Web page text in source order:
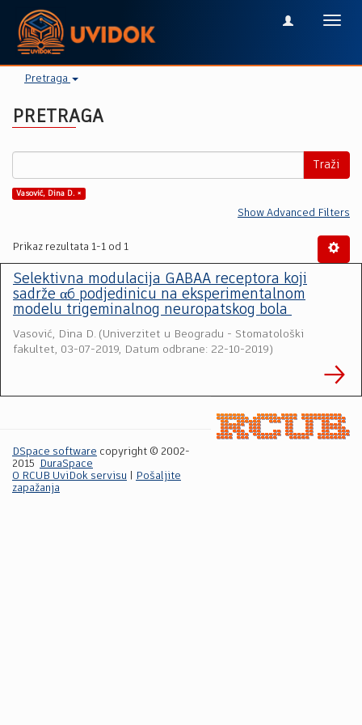
Pretraga
PRETRAGA
Traži
Vasović, Dina D. ×
Show Advanced Filters
Prikaz rezultata 1-1 od 1
Selektivna modulacija GABAA receptora koji
sadrže α6 podjedinicu na eksperimentalnom
modelu trigeminalnog neuropatskog bola
Vasović, Dina D. (Univerzitet u Beogradu - Stomatološki
fakultet, 03-07-2019, Datum odbrane: 22-10-2019)
DSpace software copyright © 2002-
2015
DuraSpace
O RCUB UviDok servisu
Pošaljite
zapažanja